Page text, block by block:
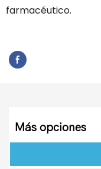
farmacéutico.
Más opciones